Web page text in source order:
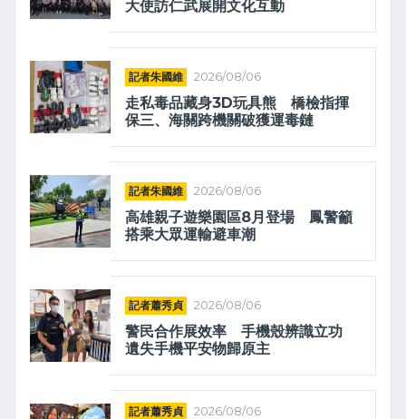
大使訪仁武展開文化互動
記者朱國維 2026/08/06
走私毒品藏身3D玩具熊 橋檢指揮
保三、海關跨機關破獲運毒鏈
記者朱國維 2026/08/06
高雄親子遊樂園區8月登場 鳳警籲
搭乘大眾運輸避車潮
記者蕭秀貞 2026/08/06
警民合作展效率 手機殼辨識立功
遺失手機平安物歸原主
記者蕭秀貞 2026/08/06